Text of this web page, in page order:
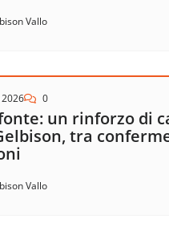
Vallo
0
un rinforzo di
tra
Vallo